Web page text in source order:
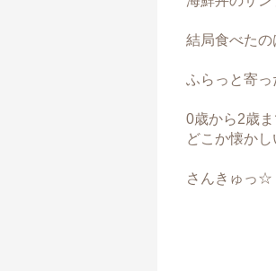
結局食べた
ふらっと寄
0歳から2歳
どこか懐か
さんきゅっ☆